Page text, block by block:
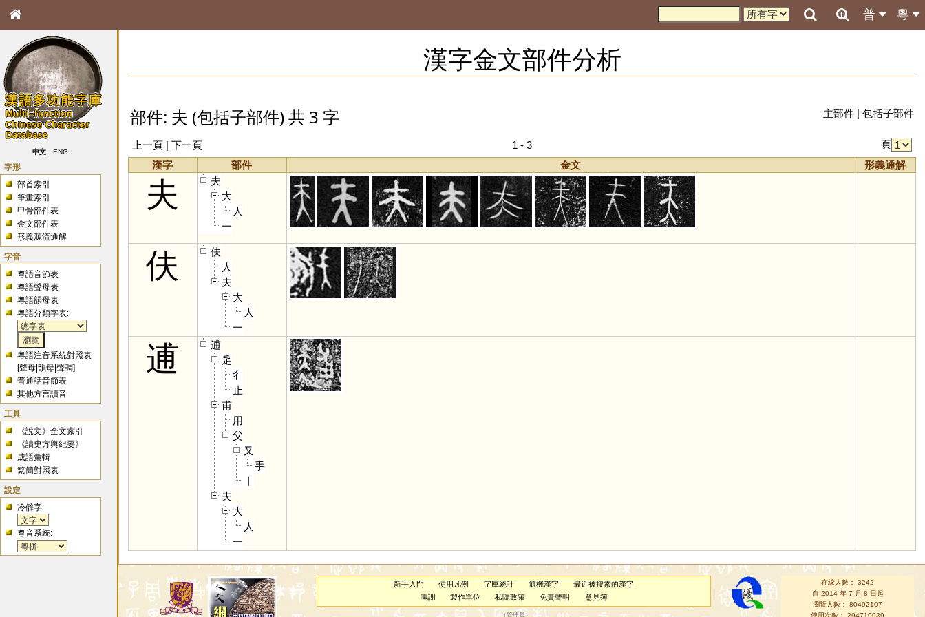
粵
普
中文 ENG
字形
部首索引
筆畫索引
甲骨部件表
金文部件表
形義源流通解
字音
粵語音節表
粵語聲母表
粵語韻母表
粵語分類字表:
粵語注音系統對照表
[聲母 |韻母 |聲調]
普通話音節表
其他方言讀音
工具
《說文》全文索引
《讀史方輿紀要》
成語彙輯
繁簡對照表
設定
冷僻字:
粵音系統:
漢字金文部件分析
部件: 夫 (包括子部件) 共 3 字 主部件| 包括子部件
上一頁 | 下一頁 1 - 3
頁
漢字
部件 金文 形義通解
夫
夫
大
人
一
伕
伕
人
夫
大
人
一
逋
逋
辵
彳
止
甫
用
父
又
手
夫
大
人
一
新手入門 使用凡例 字庫統計 隨機漢字
最近被搜索的漢字
鳴謝
製作單位 私隱政策 免責聲明 意見簿
（管理員）
在線人數： 3242
自 2014 年 7 月 8 日起
瀏覽人數： 80492107
使用次數： 294710039